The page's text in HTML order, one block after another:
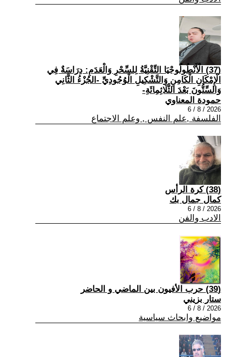
(37) الْأَنْطُولُوجْيَا التِّقْنِيَّةُ لِلسِّحْرِ وَالْعَدَمِ: دِرَاسَةٌ فِي
الْإِمْكَانِ الْكَامِنِ وَالتَّشْكِيلِ الْوُجُودِيِّ -الجُزْءُ الثَّانِي
وَالسِّتُّونَ بَعْدَ الثَّلَاثِمِائَةِ-
حمودة المعناوي
2026 / 8 / 6
الفلسفة ,علم النفس , وعلم الاجتماع
(38) كرة الرأس
كمال جمال بك
2026 / 8 / 6
الادب والفن
(39) حرب الأفيون بين الماضي و الحاضر
ستار بزيني
2026 / 8 / 6
مواضيع وابحاث سياسية